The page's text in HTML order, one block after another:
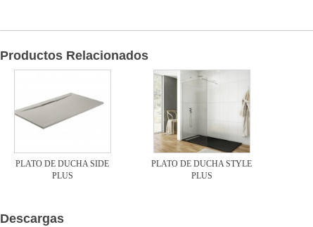
Productos Relacionados
PLATO DE DUCHA SIDE
PLUS
PLATO DE DUCHA STYLE
PLUS
Descargas